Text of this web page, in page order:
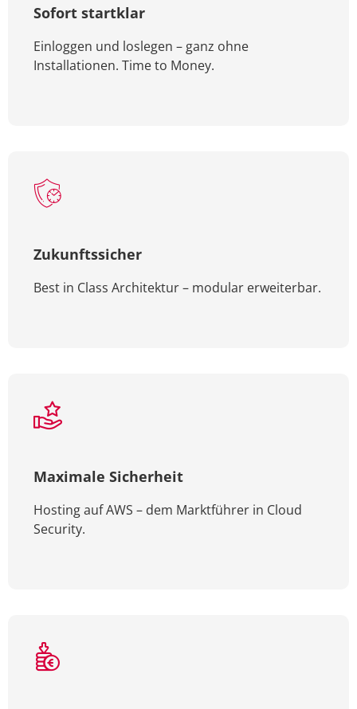
Sofort startklar
Einloggen und loslegen – ganz ohne
Installationen. Time to Money.
Zukunftssicher
Best in Class Architektur – modular erweiterbar.
Maximale Sicherheit
Hosting auf AWS – dem Marktführer in Cloud
Security.